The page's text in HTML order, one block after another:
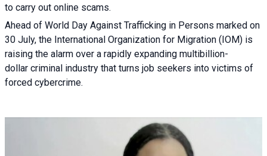
to carry out online scams.
Ahead of World Day Against Trafficking in Persons marked on
30 July, the International Organization for Migration (IOM) is
raising the alarm over a rapidly expanding multibillion-
dollar criminal industry that turns job seekers into victims of
forced cybercrime.